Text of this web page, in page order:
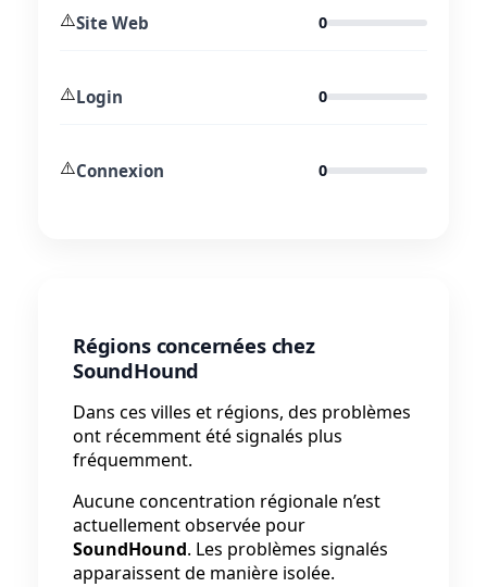
⚠️Site Web 0
⚠️Login 0
⚠️Connexion 0
Régions concernées chez
SoundHound
Dans ces villes et régions, des problèmes
ont récemment été signalés plus
fréquemment.
Aucune concentration régionale n’est
actuellement observée pour
SoundHound. Les problèmes signalés
apparaissent de manière isolée.